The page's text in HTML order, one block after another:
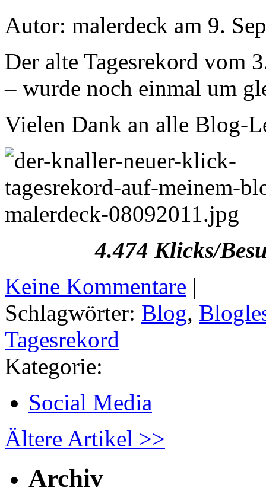
Autor: malerdeck am 9.
Der alte Tagesrekord vom
– wurde noch einmal um
Vielen Dank an alle Blog-
4.474 Klicks/
Keine Kommentare |
Schlagwörter: Blog,
Tagesrekord
Kategorie:
Social Media
Ältere Artikel >>
Archiv